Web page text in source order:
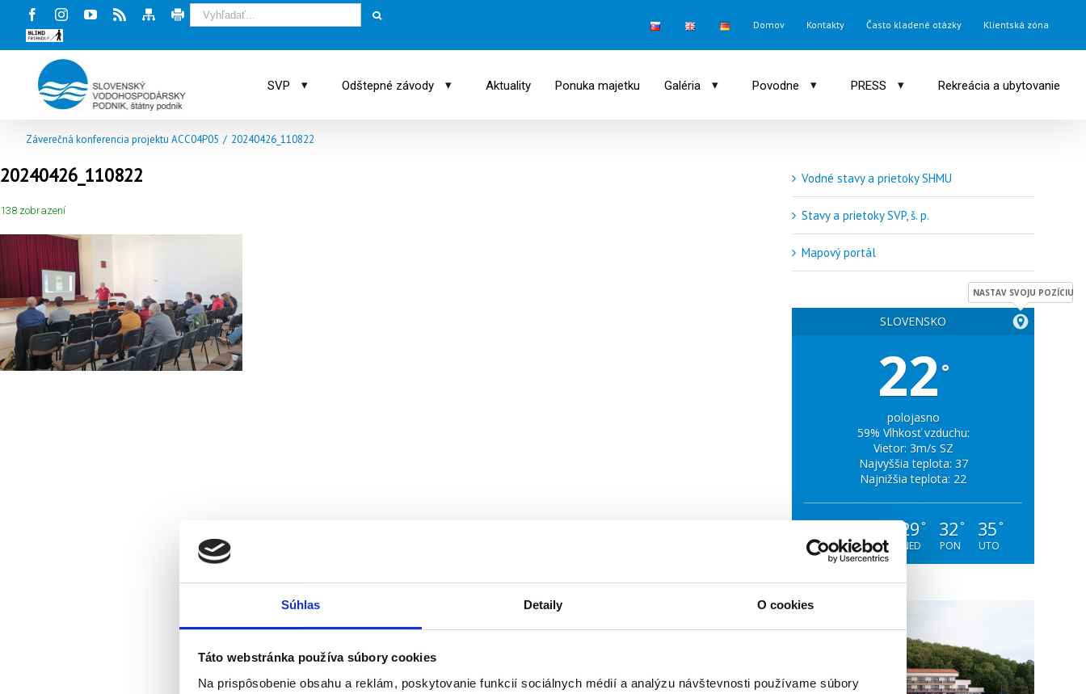
Súhlas Detaily O cookies
Táto webstránka používa súbory cookies
Na prispôsobenie obsahu a reklám, poskytovanie funkcií sociálnych médií a analýzu návštevnosti používame súbory
FacebookInstagram
YoutubeRssMapa Tlač
stránky
Blind
friendly
Domov Kontakty Často kladené otázky Klientská zóna
SVP ▾ Odštepné závody ▾ Aktuality Ponuka majetku Galéria ▾ Povodne ▾ PRESS ▾ Rekreácia a ubytovanie
Záverečná konferencia projektu ACC04P05 / 20240426_110822
20240426_110822
138 zobrazení
Vodné stavy a prietoky SHMU
Stavy a prietoky SVP, š. p.
Mapový portál
SLOVENSKO
NASTAV SVOJU POZÍCIU
22 °
polojasno
59% Vlhkosť vzduchu:
Vietor: 3m/s SZ
Najvyššia teplota: 37
Najnižšia teplota: 22
°
PIA
°
SOB
29 °
NED
32 °
PON
35 °
UTO